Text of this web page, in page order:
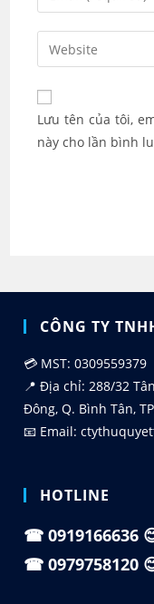
comment
your
email
address
comment
Enter
your
website
URL
(optional)
Lưu tên của tôi,
này cho lần bình
CÔNG TY
💳 MST: 0309559379
📍 Địa chỉ: 288/32
Đông, Q. Bình Tân,
📧 Email:
HOTLINE
☎0919166636
☎0979758120